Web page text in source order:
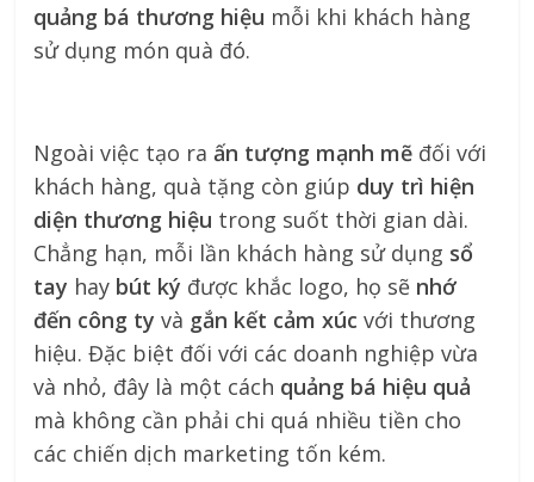
quảng bá thương hiệu mỗi khi khách hàng
sử dụng món quà đó.
Ngoài việc tạo raấn tượng mạnh mẽ đối với
khách hàng, quà tặng còn giúp duy trì hiện
diện thương hiệu trong suốt thời gian dài.
Chẳng hạn, mỗi lần khách hàng sử dụng sổ
tay hay bút ký được khắc logo, họ sẽ nhớ
đến công ty và gắn kết cảm xúc với thương
hiệu. Đặc biệt đối với các doanh nghiệp vừa
và nhỏ, đây là một cách quảng bá hiệu quả
mà không cần phải chi quá nhiều tiền cho
các chiến dịch marketing tốn kém.